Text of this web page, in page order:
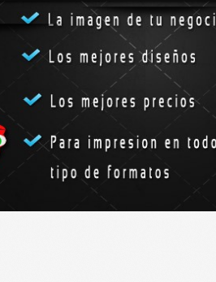
La visita del presidente de
Estados Unidos,...